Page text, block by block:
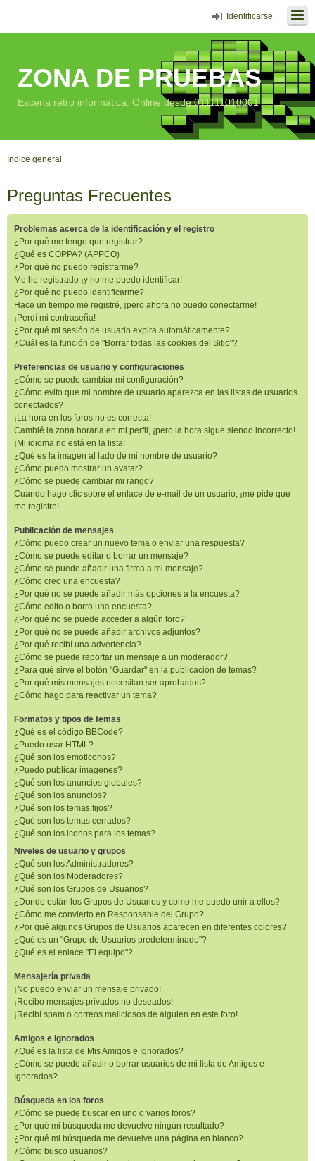
Identificarse
ZONA DE PRUEBAS
Escena retro informática. Online desde 011111010001
Índice general
Preguntas Frecuentes
Problemas acerca de la identificación y el registro
¿Por qué me tengo que registrar?
¿Qué es COPPA? (APPCO)
¿Por qué no puedo registrarme?
Me he registrado ¡y no me puedo identificar!
¿Por qué no puedo identificarme?
Hace un tiempo me registré, ¡pero ahora no puedo conectarme!
¡Perdí mi contraseña!
¿Por qué mi sesión de usuario expira automáticamente?
¿Cuál es la función de "Borrar todas las cookies del Sitio"?
Preferencias de usuario y configuraciones
¿Cómo se puede cambiar mi configuración?
¿Cómo evito que mi nombre de usuario aparezca en las listas de usuarios
conectados?
¡La hora en los foros no es correcta!
Cambié la zona horaria en mi perfil, ¡pero la hora sigue siendo incorrecto!
¡Mi idioma no está en la lista!
¿Qué es la imagen al lado de mi nombre de usuario?
¿Cómo puedo mostrar un avatar?
¿Cómo se puede cambiar mi rango?
Cuando hago clic sobre el enlace de e-mail de un usuario, ¡me pide que
me registre!
Publicación de mensajes
¿Cómo puedo crear un nuevo tema o enviar una respuesta?
¿Cómo se puede editar o borrar un mensaje?
¿Cómo se puede añadir una firma a mi mensaje?
¿Cómo creo una encuesta?
¿Por qué no se puede añadir más opciones a la encuesta?
¿Cómo edito o borro una encuesta?
¿Por qué no se puede acceder a algún foro?
¿Por qué no se puede añadir archivos adjuntos?
¿Por qué recibí una advertencia?
¿Cómo se puede reportar un mensaje a un moderador?
¿Para qué sirve el botón "Guardar" en la publicación de temas?
¿Por qué mis mensajes necesitan ser aprobados?
¿Cómo hago para reactivar un tema?
Formatos y tipos de temas
¿Qué es el código BBCode?
¿Puedo usar HTML?
¿Qué son los emoticonos?
¿Puedo publicar imagenes?
¿Qué son los anuncios globales?
¿Qué son los anuncios?
¿Qué son los temas fijos?
¿Qué son los temas cerrados?
¿Qué son los iconos para los temas?
Niveles de usuario y grupos
¿Qué son los Administradores?
¿Qué son los Moderadores?
¿Qué son los Grupos de Usuarios?
¿Donde están los Grupos de Usuarios y como me puedo unir a ellos?
¿Cómo me convierto en Responsable del Grupo?
¿Por qué algunos Grupos de Usuarios aparecen en diferentes colores?
¿Qué es un "Grupo de Usuarios predeterminado"?
¿Qué es el enlace "El equipo"?
Mensajería privada
¡No puedo enviar un mensaje privado!
¡Recibo mensajes privados no deseados!
¡Recibí spam o correos maliciosos de alguien en este foro!
Amigos e Ignorados
¿Qué es la lista de Mis Amigos e Ignorados?
¿Cómo se puede añadir o borrar usuarios de mi lista de Amigos e
Ignorados?
Búsqueda en los foros
¿Cómo se puede buscar en uno o varios foros?
¿Por qué mi búsqueda me devuelve ningún resultado?
¿Por qué mi búsqueda me devuelve una página en blanco?
¿Cómo busco usuarios?